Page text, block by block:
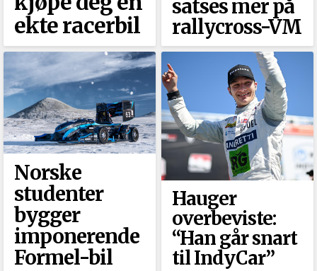
ekte racerbil
satses mer på
rallycross-VM
Norske
studenter
bygger
imponerende
Formel-bil
Hauger
overbeviste:
“Han går snart
til IndyCar”